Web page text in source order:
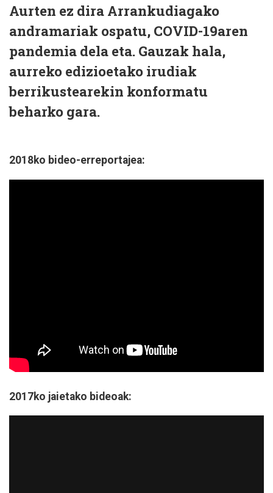
Aurten ez dira Arrankudiagako
andramariak ospatu, COVID-19aren
pandemia dela eta. Gauzak hala,
aurreko edizioetako irudiak
berrikustearekin konformatu
beharko gara.
2018ko bideo-erreportajea:
2017ko jaietako bideoak: